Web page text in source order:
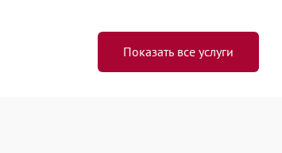
Показать все услуги